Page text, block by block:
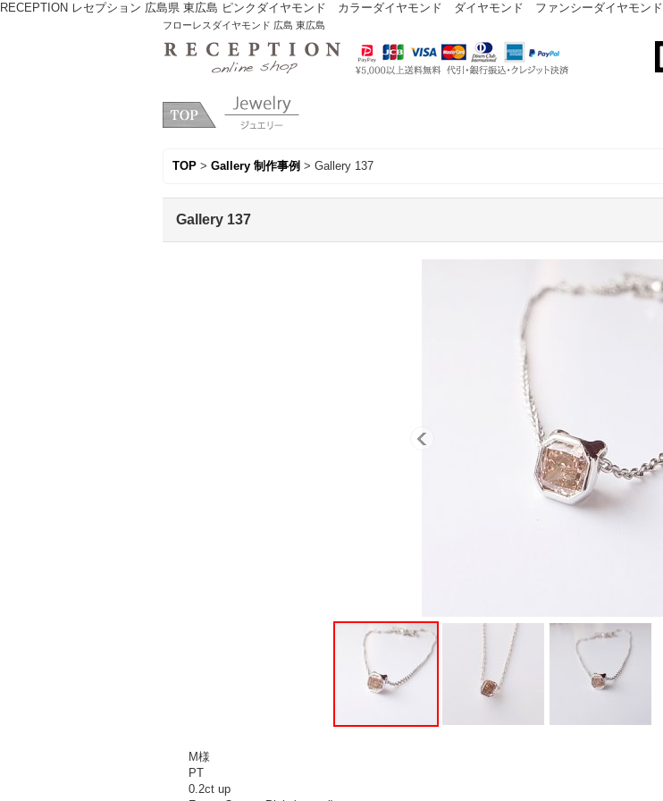
RECEPTION レセプション 広島県 東広島 ピンクダイヤモンド カラーダイヤモンド ダイヤモンド ファンシーダイヤモンド
フローレスダイヤモンド 広島 東広島
TOP > Gallery 制作事例 > Gallery 137
Gallery 137
M様
PT
0.2ct up